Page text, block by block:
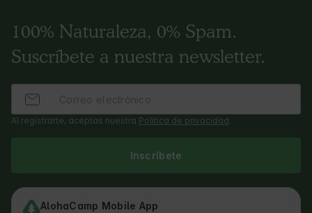
100% Naturaleza, 0% Spam.
Suscríbete a nuestra newsletter.
Al registrarte, aceptas nuestra Política de privacidad.
Inscríbete
AlohaCamp Mobile App